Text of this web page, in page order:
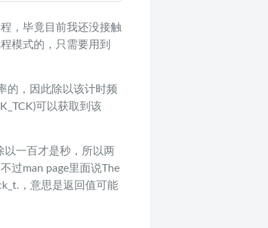
，毕竟目前我还没接触
模式的，只需要用到
的，因此除以该计时频
可以获取到该
以一百才是秒，所以两
过man page里面说The
，意思是返回值可能